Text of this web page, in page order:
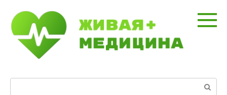
контенту